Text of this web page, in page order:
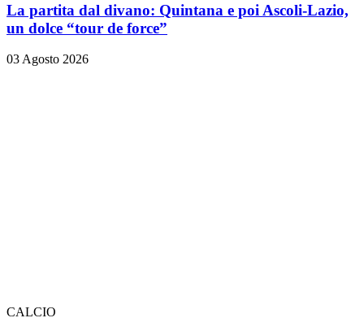
La partita dal divano: Quintana e poi Ascoli-Lazio,
un dolce “tour de force”
03 Agosto 2026
CALCIO